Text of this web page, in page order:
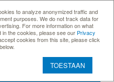
to analyze anonymized traffic and
purposes. We do not track data for
For more information on what
in the cookies, please see our Privacy
accept cookies from this site, please click
TOESTAAN